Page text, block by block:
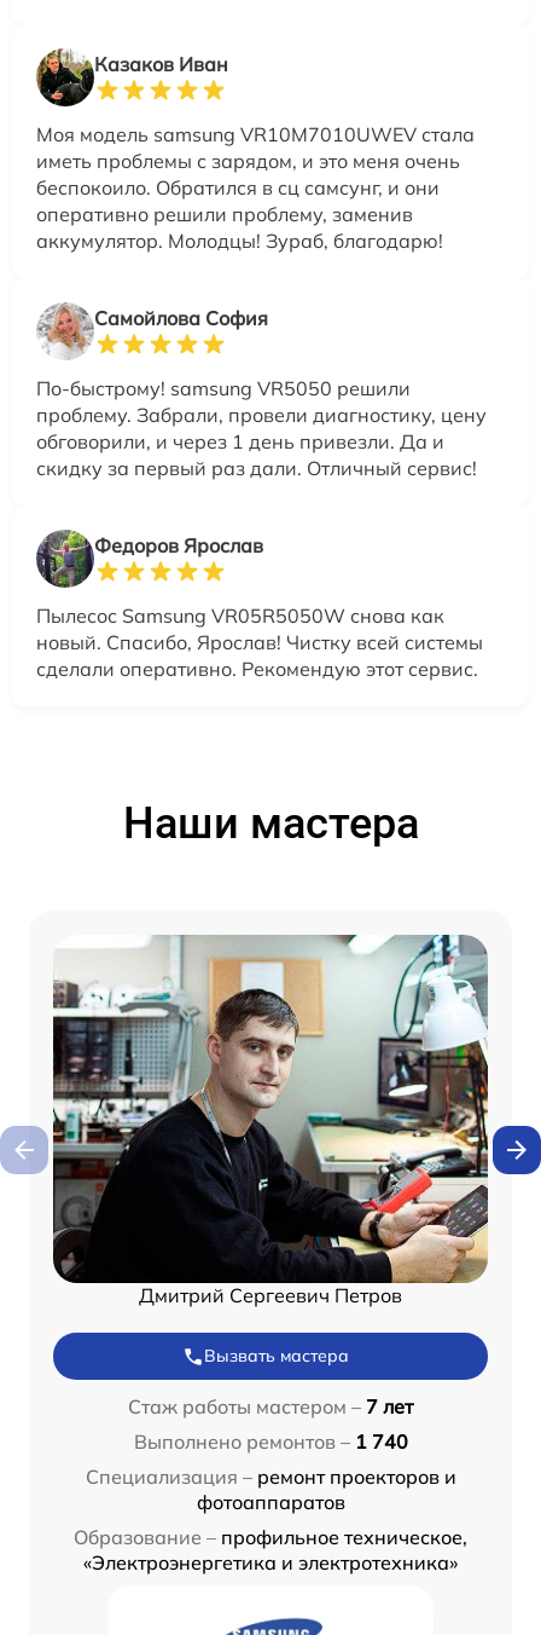
Казаков Иван
Моя модель samsung VR10M7010UWEV стала
иметь проблемы с зарядом, и это меня очень
беспокоило. Обратился в сц самсунг, и они
оперативно решили проблему, заменив
аккумулятор. Молодцы! Зураб, благодарю!
Самойлова София
По-быстрому! samsung VR5050 решили
проблему. Забрали, провели диагностику, цену
обговорили, и через 1 день привезли. Да и
скидку за первый раз дали. Отличный сервис!
Федоров Ярослав
Пылесос Samsung VR05R5050W снова как
новый. Спасибо, Ярослав! Чистку всей системы
сделали оперативно. Рекомендую этот сервис.
Наши мастера
Дмитрий Сергеевич Петров
Вызвать мастера
Стаж работы мастером – 7 лет
Выполнено ремонтов – 1 740
Специализация – ремонт проекторов и
фотоаппаратов
Образование – профильное техническое,
«Электроэнергетика и электротехника»